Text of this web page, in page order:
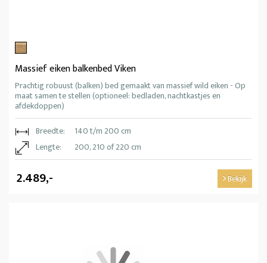
Massief eiken balkenbed Viken
Prachtig robuust (balken) bed gemaakt van massief wild eiken - Op
maat samen te stellen (optioneel: bedladen, nachtkastjes en
afdekdoppen)
Breedte:
140 t/m 200 cm
Lengte:
200, 210 of 220 cm
2.489,- Bekijk